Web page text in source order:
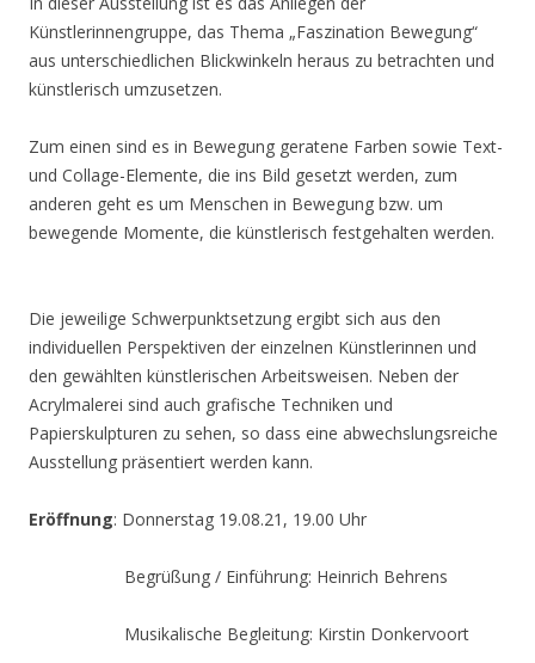
Künstlerinnengruppe, das Thema „Faszination Bewegung“
aus unterschiedlichen Blickwinkeln heraus zu betrachten und
künstlerisch umzusetzen.
Zum einen sind es in Bewegung geratene Farben sowie Text-
und Collage-Elemente, die ins Bild gesetzt werden, zum
anderen geht es um Menschen in Bewegung bzw. um
bewegende Momente, die künstlerisch festgehalten werden.
Die jeweilige Schwerpunktsetzung ergibt sich aus den
individuellen Perspektiven der einzelnen Künstlerinnen und
den gewählten künstlerischen Arbeitsweisen. Neben der
Acrylmalerei sind auch grafische Techniken und
Papierskulpturen zu sehen, so dass eine abwechslungsreiche
Ausstellung präsentiert werden kann.
Eröffnung: Donnerstag 19.08.21, 19.00 Uhr
Begrüßung / Einführung: Heinrich Behrens
Musikalische Begleitung: Kirstin Donkervoort